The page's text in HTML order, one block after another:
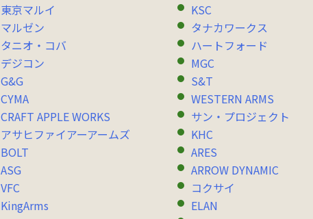
東京マルイ KSC
マルゼン
タナカワークス
タニオ・コバ
ハートフォード
デジコン
MGC
G&G
S&T
CYMA
WESTERN ARMS
CRAFT APPLE WORKS
サン・プロジェクト
アサヒファイアーアームズ
KHC
BOLT
ARES
ASG
ARROW DYNAMIC
VFC
コクサイ
KingArms
ELAN